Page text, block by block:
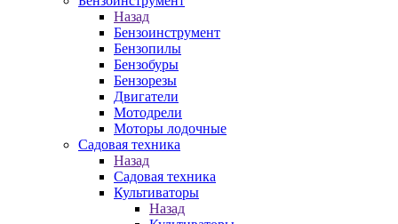
Назад
Бензоинструмент
Бензопилы
Бензобуры
Бензорезы
Двигатели
Мотодрели
Моторы лодочные
Садовая техника
Назад
Садовая техника
Культиваторы
Назад